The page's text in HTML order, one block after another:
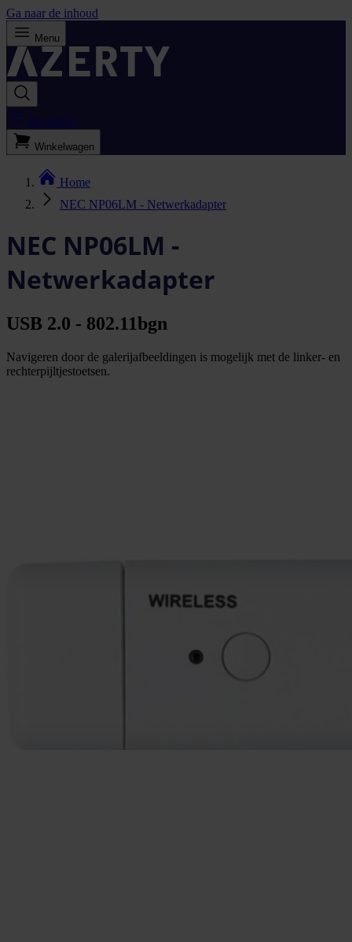
Ga naar de inhoud
Menu
Bestellijst
Winkelwagen
Home
NEC NP06LM - Netwerkadapter
NEC NP06LM -
Netwerkadapter
USB 2.0 - 802.11bgn
Navigeren door de galerijafbeeldingen is mogelijk met de linker- en
rechterpijltjestoetsen.